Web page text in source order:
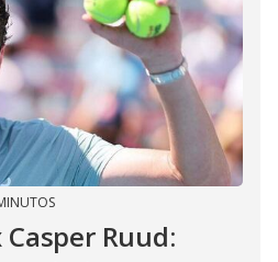
Casper Ruud: